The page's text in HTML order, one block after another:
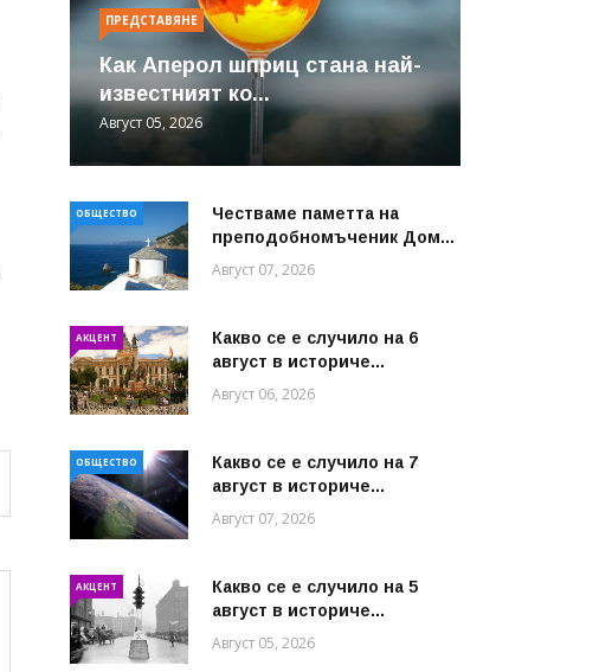
ПРЕДСТАВЯНЕ
Как Аперол шприц стана най-
известният ко...
Август 05, 2026
ОБЩЕСТВО
Честваме паметта на
преподобномъченик Дом...
Август 07, 2026
АКЦЕНТ
Какво се е случило на 6
август в историче...
Август 06, 2026
ОБЩЕСТВО
Какво се е случило на 7
август в историче...
Август 07, 2026
АКЦЕНТ
Какво се е случило на 5
август в историче...
Август 05, 2026